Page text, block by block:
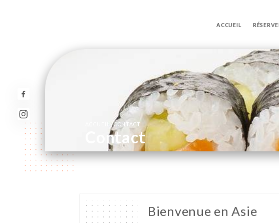
ACCUEIL
/CONTACT
Contact
Bienvenue en Asie